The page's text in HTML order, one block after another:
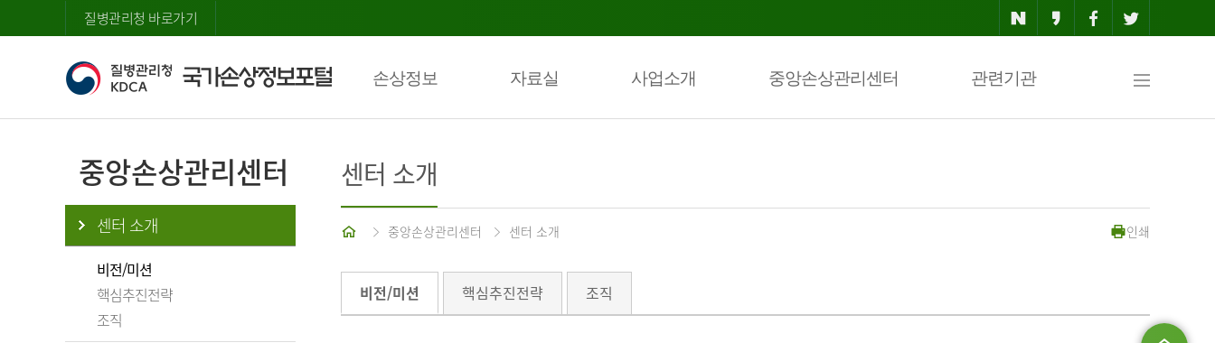
질병관리청 바로가기
손상정보 자료실 사업소개 중앙손상관리센터 관련기관
맵
중앙손상관리센터
센터 소개
비전/미션
핵심추진전략
조직
센터 소개
중앙손상관리센터 센터 소개 인쇄
비전/미션 핵심추진전략 조직